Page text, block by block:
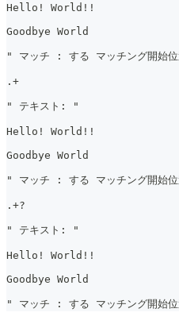
Hello! World!!
Goodbye World
" マッチ : する マッチング開始
.+
" テキスト: "
Hello! World!!
Goodbye World
" マッチ : する マッチング開始
.+?
" テキスト: "
Hello! World!!
Goodbye World
" マッチ : する マッチング開始